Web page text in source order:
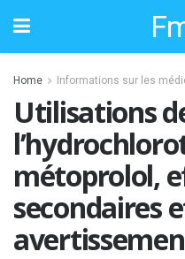
Home Informations sur les
Utilisations
métoprolol,
secondaires